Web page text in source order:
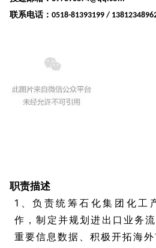
联系电话： 0518-81393199 /
职责描述
1、负责统筹石化集团化工
作，制定并规划进出口业务
重要信息数据、积极开拓海外